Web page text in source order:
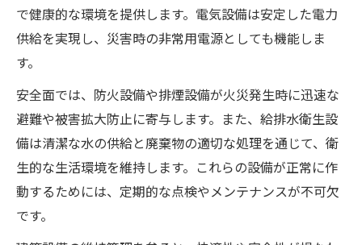
で健康的な環境を提供します。電気設備は安定した電力
供給を実現し、災害時の非常用電源としても機能しま
す。
安全面では、防火設備や排煙設備が火災発生時に迅速な
避難や被害拡大防止に寄与します。また、給排水衛生設
備は清潔な水の供給と廃棄物の適切な処理を通じて、衛
生的な生活環境を維持します。これらの設備が正常に作
動するためには、定期的な点検やメンテナンスが不可欠
です。